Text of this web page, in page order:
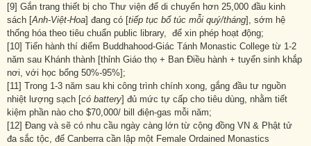
[9] Gắn trang thiết bị cho Thư viện để di chuyển hơn 25,000 đầu kinh
sách [Anh-Việt-Hoa] đang có [tiếp tục bổ túc mỗi quý/tháng], sớm hệ
thống hóa theo tiêu chuẩn public library, để xin phép hoạt động;
[10] Tiến hành thí điểm Buddhahood-Giác Tánh Monastic College từ 1-2
năm sau Khánh thành [thỉnh Giáo thọ + Ban Điều hành + tuyển sinh khắp
nơi, với học bổng 50%-95%];
[11] Trong 1-3 năm sau khi công trình chính xong, gắng đầu tư nguồn
nhiệt lượng sạch [có battery] đủ mức tự cấp cho tiêu dùng, nhằm tiết
kiệm phần nào cho $70,000/ bill điện-gas mỗi năm;
[12] Đang và sẽ có nhu cầu ngày càng lớn từ cộng đồng VN & Phật tử
đa sắc tộc, để Canberra cần lập một Female Ordained Monastics